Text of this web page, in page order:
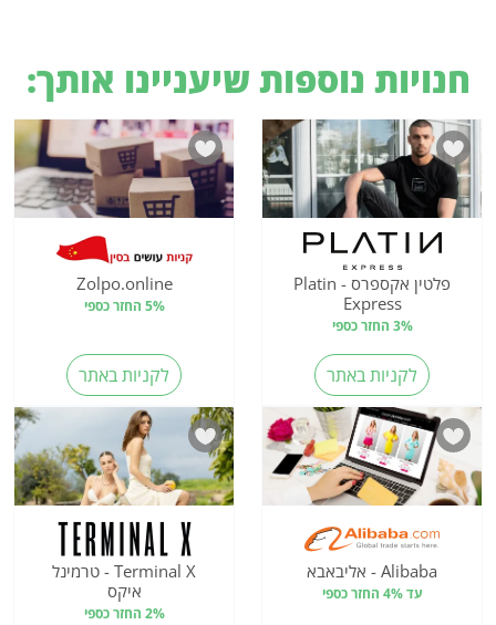
חנויות נוספות שיעניינו אותך:
פלטין אקספרס - Platin
Express
3% החזר כספי
לקניות באתר
Zolpo.online
5% החזר כספי
לקניות באתר
Alibaba - אליבאבא
עד 4% החזר כספי
Terminal X - טרמינל
איקס
2% החזר כספי